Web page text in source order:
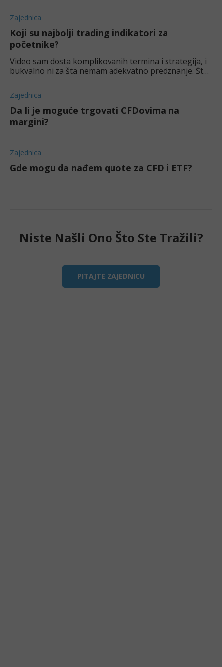
Zajednica
Koji su najbolji trading indikatori za
početnike?
Video sam dosta komplikovanih termina i strategija, i
bukvalno ni za šta nemam adekvatno predznanje. Šta
biste mi preporučili?
Zajednica
Da li je moguće trgovati CFDovima na
margini?
Zajednica
Gde mogu da nađem quote za CFD i ETF?
Niste Našli Ono Što Ste Tražili?
PITAJTE ZAJEDNICU